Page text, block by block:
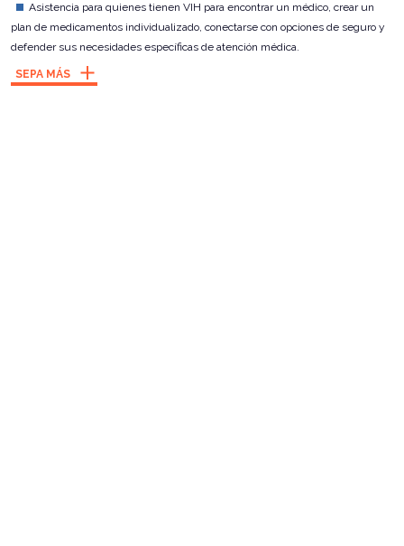
Asistencia para quienes tienen VIH para encontrar un médico, crear un
plan de medicamentos individualizado, conectarse con opciones de seguro y
defender sus necesidades específicas de atención médica.
SEPA MÁS